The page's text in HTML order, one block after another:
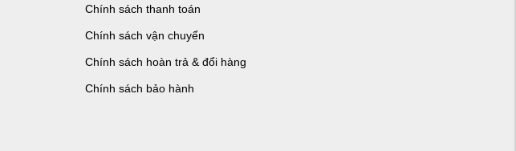
Chính sách thanh toán
Chính sách vận chuyển
Chính sách hoàn trả & đổi hàng
Chính sách bảo hành